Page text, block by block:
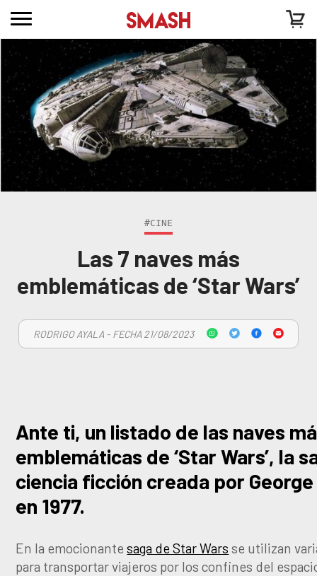
#CINE
Las 7 naves más
emblemáticas de ‘Star Wars’
RODRIGO AYALA - FECHA 21/08/2023
Ante ti, un listado de las naves
emblemáticas de ‘Star Wars’, la
ciencia ficción creada por
en 1977.
En la emocionantesaga de Star Wars se utilizan
para transportar viajeros por los confines del